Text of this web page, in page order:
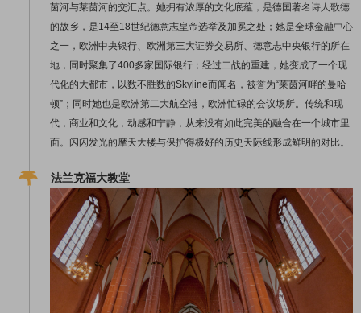
茵河与莱茵河的交汇点。她拥有浓厚的文化底蕴，是德国著名诗人歌德
的故乡，是14至18世纪德意志皇帝选举及加冕之处；她是全球金融中心
之一，欧洲中央银行、欧洲第三大证券交易所、德意志中央银行的所在
地，同时聚集了400多家国际银行；经过二战的重建，她变成了一个现
代化的大都市，以数不胜数的Skyline而闻名，被誉为“莱茵河畔的曼哈
顿”；同时她也是欧洲第二大航空港，欧洲忙碌的会议场所。传统和现
代，商业和文化，动感和宁静，从来没有如此完美的融合在一个城市里
面。闪闪发光的摩天大楼与保护得极好的历史天际线形成鲜明的对比。
法兰克福大教堂